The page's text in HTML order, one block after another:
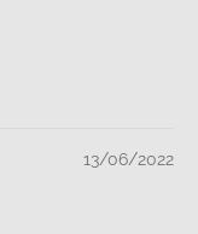
13/06/2022